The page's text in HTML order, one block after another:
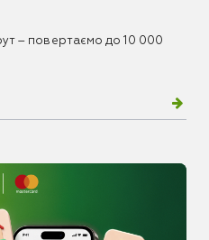
– повертаємо до 10 000